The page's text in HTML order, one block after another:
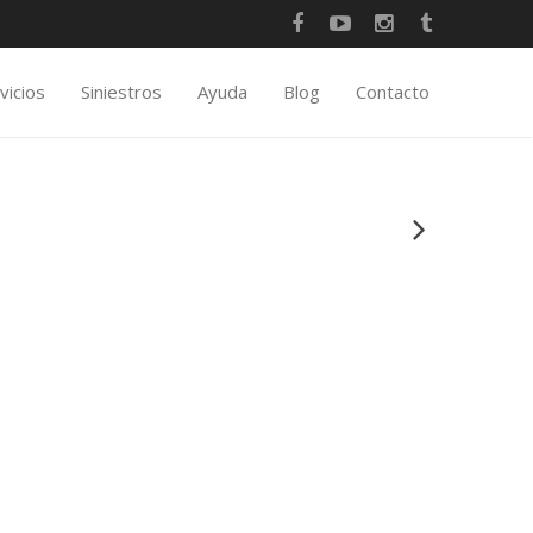
Siniestros Ayuda Blog Contacto